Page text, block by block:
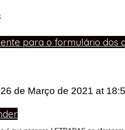
para o formulário dos
26 de Março de 2021 at